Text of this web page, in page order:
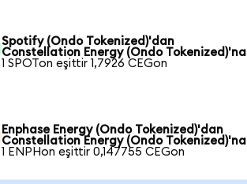
Spotify (Ondo Tokenized)'dan
Constellation Energy (Ondo Tokenized)'na
1 SPOTon eşittir 1,7926 CEGon
Enphase Energy (Ondo Tokenized)'dan
Constellation Energy (Ondo Tokenized)'na
1 ENPHon eşittir 0,147755 CEGon